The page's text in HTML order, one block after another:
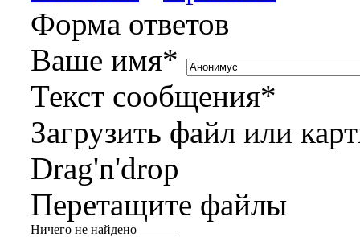
Форма ответов
Ваше имя*
Текст сообщения*
Загрузить файл или
Drag'n'drop
Перетащите файлы
Ничего не найдено